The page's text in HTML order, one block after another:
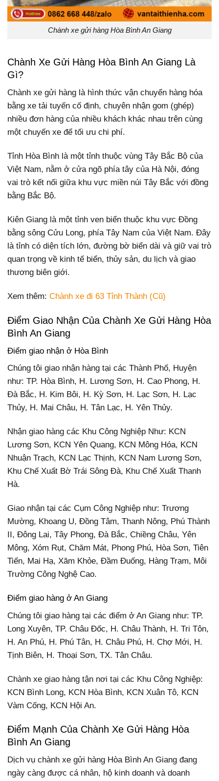
Chành xe gửi hàng Hòa Bình An Giang
Chành Xe Gửi Hàng Hòa Bình An Giang Là
Gì?
Chành xe gửi hàng là hình thức vận chuyển hàng hóa
bằng xe tải tuyến cố định, chuyên nhận gom (ghép)
nhiều đơn hàng của nhiều khách khác nhau trên cùng
một chuyến xe để tối ưu chi phí.
Tỉnh Hòa Bình là một tỉnh thuộc vùng Tây Bắc Bộ của
Việt Nam, nằm ở cửa ngõ phía tây của Hà Nội, đóng
vai trò kết nối giữa khu vực miền núi Tây Bắc với đồng
bằng Bắc Bộ.
Kiên Giang là một tỉnh ven biển thuộc khu vực Đồng
bằng sông Cửu Long, phía Tây Nam của Việt Nam. Đây
là tỉnh có diện tích lớn, đường bờ biển dài và giữ vai trò
quan trọng về kinh tế biển, thủy sản, du lịch và giao
thương biên giới.
Xem thêm: Chành xe đi 63 Tỉnh Thành (Cũ)
Điểm Giao Nhận Của Chành Xe Gửi Hàng Hòa
Bình An Giang
Điểm giao nhận ở Hòa Bình
Chúng tôi giao nhận hàng tại các Thành Phố, Huyện
như: TP. Hòa Bình, H. Lương Sơn, H. Cao Phong, H.
Đà Bắc, H. Kim Bôi, H. Kỳ Sơn, H. Lạc Sơn, H. Lạc
Thủy, H. Mai Châu, H. Tân Lạc, H. Yên Thủy.
Nhận giao hàng các Khu Công Nghiệp Như: KCN
Lương Sơn, KCN Yên Quang, KCN Mông Hóa, KCN
Nhuận Trạch, KCN Lạc Thịnh, KCN Nam Lương Sơn,
Khu Chế Xuất Bờ Trái Sông Đà, Khu Chế Xuất Thanh
Hà.
Giao nhận tại các Cụm Công Nghiệp như: Trương
Mường, Khoang U, Đồng Tâm, Thanh Nông, Phú Thành
II, Đông Lai, Tây Phong, Đà Bắc, Chiềng Châu, Yên
Mông, Xóm Rụt, Chăm Mát, Phong Phú, Hòa Sơn, Tiên
Tiến, Mai Hạ, Xăm Khỏe, Đầm Đuống, Hàng Trạm, Môi
Trường Công Nghệ Cao.
Điểm giao hàng ở An Giang
Chúng tôi giao hàng tại các điểm ở An Giang như: TP.
Long Xuyên, TP. Châu Đốc, H. Châu Thành, H. Tri Tôn,
H. An Phú, H. Phú Tân, H. Châu Phú, H. Chợ Mới, H.
Tịnh Biên, H. Thoại Sơn, TX. Tân Châu.
Chành xe giao hàng tận nơi tại các Khu Công Nghiệp:
KCN Bình Long, KCN Hòa Bình, KCN Xuân Tô, KCN
Vàm Cống, KCN Hội An.
Điểm Mạnh Của Chành Xe Gửi Hàng Hòa
Bình An Giang
Dịch vụ chành xe gửi hàng Hòa Bình An Giang đang
ngày càng được cá nhân, hộ kinh doanh và doanh